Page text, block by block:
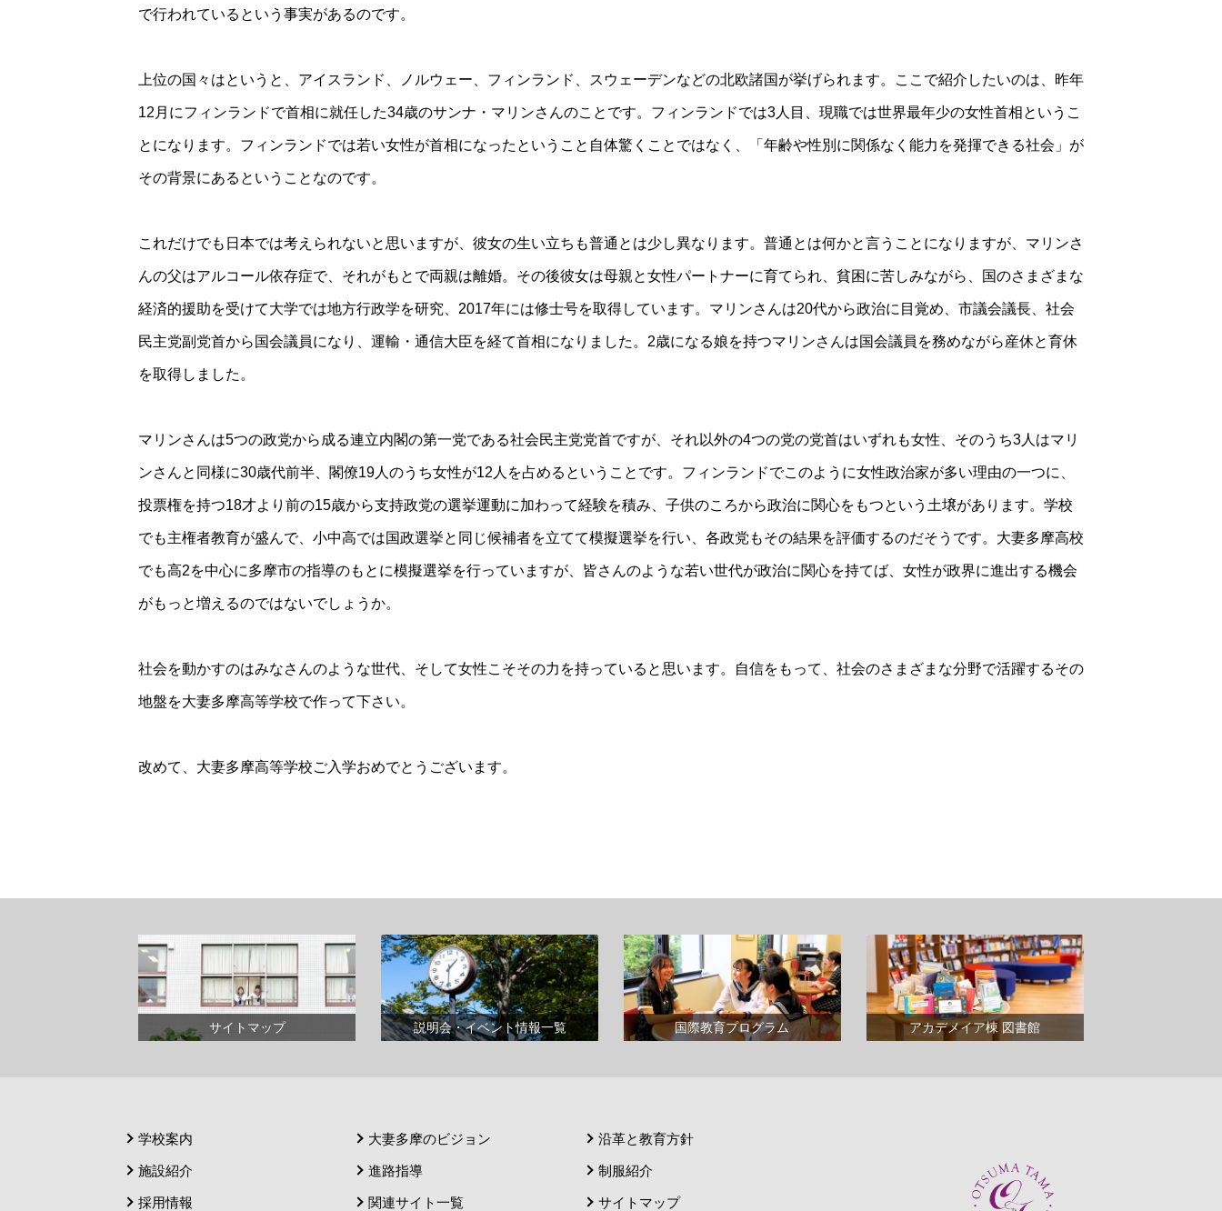
で行われているという事実があるのです。
上位の国々はというと、アイスランド、ノルウェー、フィンランド、スウェーデンなどの北欧諸国が挙げられます。ここで紹介したいのは、昨年
12月にフィンランドで首相に就任した34歳のサンナ・マリンさんのことです。フィンランドでは3人目、現職では世界最年少の女性首相というこ
とになります。フィンランドでは若い女性が首相になったということ自体驚くことではなく、「年齢や性別に関係なく能力を発揮できる社会」が
その背景にあるということなのです。
これだけでも日本では考えられないと思いますが、彼女の生い立ちも普通とは少し異なります。普通とは何かと言うことになりますが、マリンさ
んの父はアルコール依存症で、それがもとで両親は離婚。その後彼女は母親と女性パートナーに育てられ、貧困に苦しみながら、国のさまざまな
経済的援助を受けて大学では地方行政学を研究、2017年には修士号を取得しています。マリンさんは20代から政治に目覚め、市議会議長、社会
民主党副党首から国会議員になり、運輸・通信大臣を経て首相になりました。2歳になる娘を持つマリンさんは国会議員を務めながら産休と育休
を取得しました。
マリンさんは5つの政党から成る連立内閣の第一党である社会民主党党首ですが、それ以外の4つの党の党首はいずれも女性、そのうち3人はマリ
ンさんと同様に30歳代前半、閣僚19人のうち女性が12人を占めるということです。フィンランドでこのように女性政治家が多い理由の一つに、
投票権を持つ18才より前の15歳から支持政党の選挙運動に加わって経験を積み、子供のころから政治に関心をもつという土壌があります。学校
でも主権者教育が盛んで、小中高では国政選挙と同じ候補者を立てて模擬選挙を行い、各政党もその結果を評価するのだそうです。大妻多摩高校
でも高2を中心に多摩市の指導のもとに模擬選挙を行っていますが、皆さんのような若い世代が政治に関心を持てば、女性が政界に進出する機会
がもっと増えるのではないでしょうか。
社会を動かすのはみなさんのような世代、そして女性こそその力を持っていると思います。自信をもって、社会のさまざまな分野で活躍するその
地盤を大妻多摩高等学校で作って下さい。
改めて、大妻多摩高等学校ご入学おめでとうございます。
サイトマップ 説明会・イベント情報一覧 国際教育プログラム アカデメイア棟 図書館
学校案内
施設紹介
採用情報
大妻多摩のビジョン
進路指導
関連サイト一覧
沿革と教育方針
制服紹介
サイトマップ